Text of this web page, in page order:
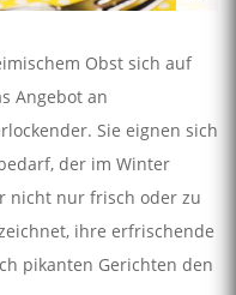
Obst sich auf
Angebot an
Sie eignen sich
der im Winter
nicht nur frisch oder zu
ihre erfrischende
pikanten Gerichten den